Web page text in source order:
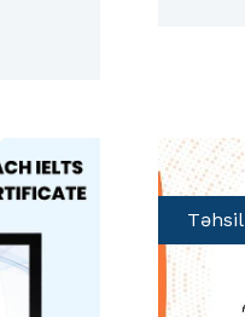
Təhsil